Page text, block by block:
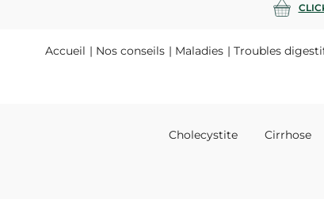
Accueil Nos conseils Maladies Troubles
Cholecystite Cirrhose